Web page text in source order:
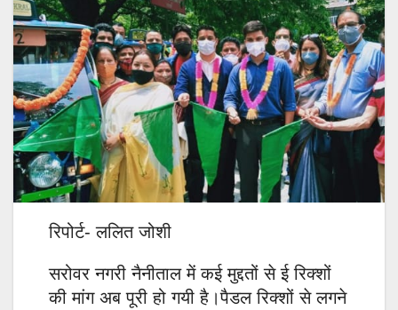
रिपोर्ट- ललित जोशी
सरोवर नगरी नैनीताल में कई मुद्दतों से ई रिक्शों
की मांग अब पूरी हो गयी है।पैडल रिक्शों से लगने